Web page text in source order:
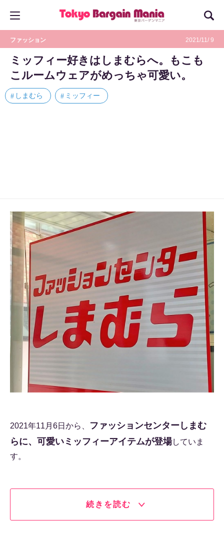
ファッション 2021/11/ 9
ミッフィー好きはしまむらへ。もこも
こルームウェアがめっちゃ可愛い。
しまむら ミッフィー
2021年11月6日から、
ファッションセンターしまむ
らに、可愛いミッフィーアイテムが登場していま
す。
続きを読む